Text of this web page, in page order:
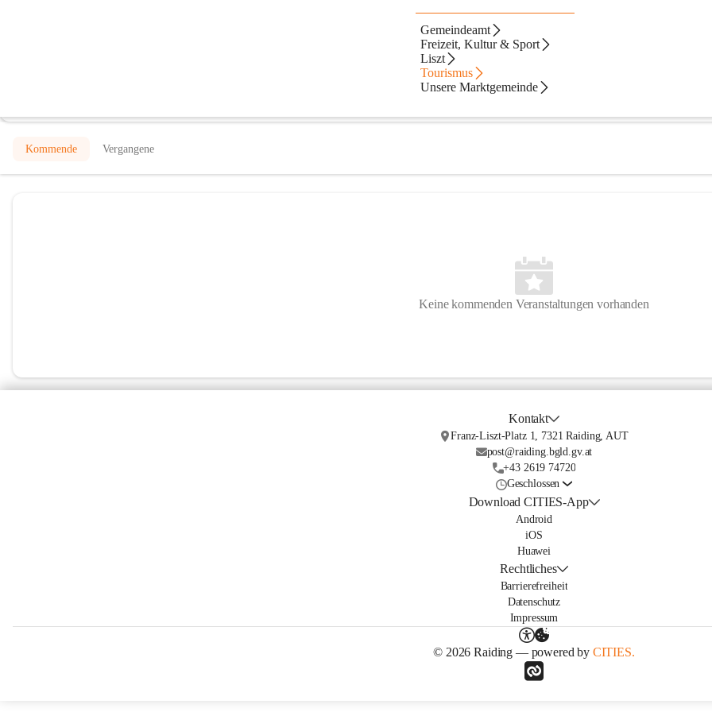
Gemeindeamt
Freizeit, Kultur & Sport
Liszt
Tourismus
Unsere Marktgemeinde
Kommende Vergangene
Keine kommenden Veranstaltungen vorhanden
Kontakt
Franz-Liszt-Platz 1, 7321 Raiding, AUT
post@raiding.bgld.gv.at
+43 2619 74720
Geschlossen
Download CITIES-App
Android
iOS
Huawei
Rechtliches
Barrierefreiheit
Datenschutz
Impressum
© 2026 Raiding — powered by CITIES.